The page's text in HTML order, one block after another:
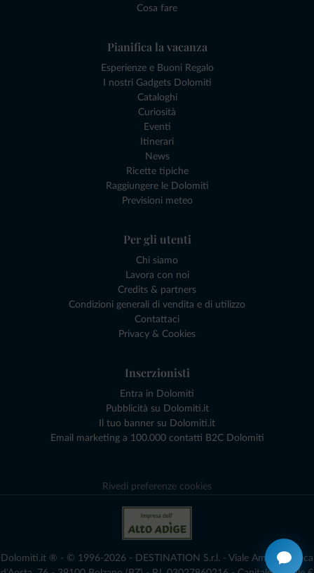
Cosa fare
Pianifica la vacanza
Esperienze e Buoni Regalo
I nostri Gadgets Dolomiti
Cataloghi
Curiosità
Eventi
Itinerari
News
Ricette tipiche
Raggiungere le Dolomiti
Previsioni meteo
Per gli utenti
Chi siamo
Lavora con noi
Credits & partners
Condizioni generali di vendita e di utilizzo
Contattaci
Privacy & Cookies
Inserzionisti
Entra in Dolomiti
Pubblicità su Dolomiti.it
Il tuo banner su Dolomiti.it
Email marketing a 100.000 contatti B2C Dolomiti
Rivedi preferenze cookies
Dolomiti.it ® - © 1996-2026 - DESTINATION S.r.l. - Viale Amedeo Duca